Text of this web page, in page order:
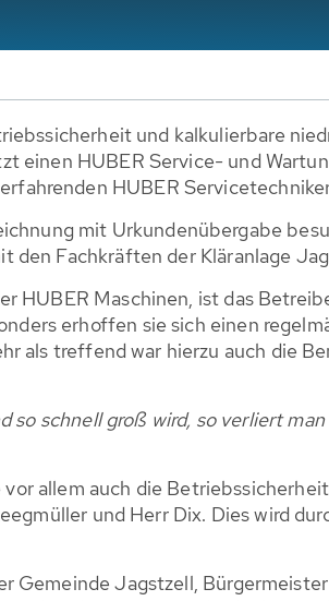
und kalkulierbare
einen HUBER Service- und
HUBER
mit Urkun­denübergabe
den Fachkräften der Kläranlage
HUBER Maschinen, ist das
erhoffen sie sich einen
als treffend war hierzu auch die
so schnell groß wird, so verliert
allem auch die
und Herr Dix. Dies wird
Gemeinde Jagstzell,